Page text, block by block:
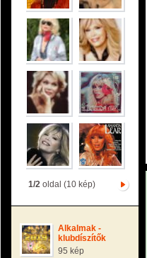
1/2oldal (10 kép)
Alkalmak -
klubdíszítők
95 kép